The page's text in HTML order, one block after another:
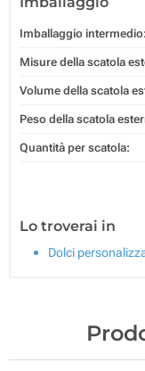
Imballaggio intermedio:
Misure della scatola
Volume della scatola
Peso della scatola
Quantità per scatola:
Lo troverai in
Dolci